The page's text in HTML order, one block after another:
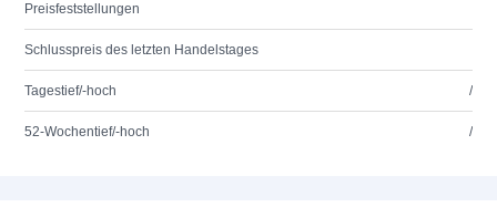
Preisfeststellungen
Schlusspreis des letzten Handelstages
Tagestief/-hoch /
52-Wochentief/-hoch /